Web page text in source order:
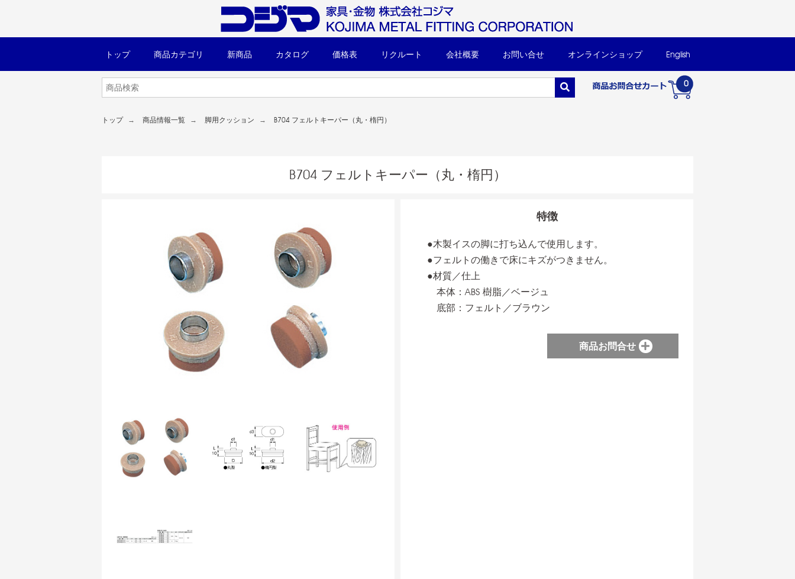
トップ 商品カテゴリ 新商品 カタログ 価格表 リクルート 会社概要 お問い合せ オンラインショップ English
0
トップ 商品情報一覧 脚用クッション B704 フェルトキーパー（丸・楕円）
B704 フェルトキーパー（丸・楕円）
特徴
●木製イスの脚に打ち込んで使用します。
●フェルトの働きで床にキズがつきません。
●材質／仕上
本体：ABS 樹脂／ベージュ
底部：フェルト／ブラウン
商品お問合せ